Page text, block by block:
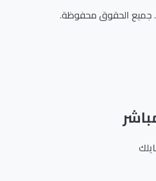
الحقوق محفوظة.